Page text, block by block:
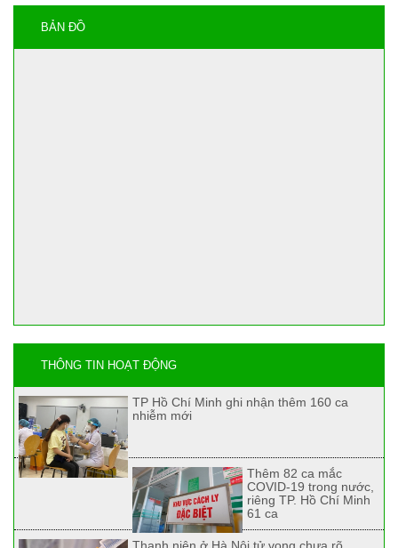
BẢN ĐỒ
THÔNG TIN HOẠT ĐỘNG
TP Hồ Chí Minh ghi nhận thêm 160 ca
nhiễm mới
Thêm 82 ca mắc
COVID-19 trong nước,
riêng TP. Hồ Chí Minh
61 ca
Thanh niên ở Hà Nội tử vong chưa rõ